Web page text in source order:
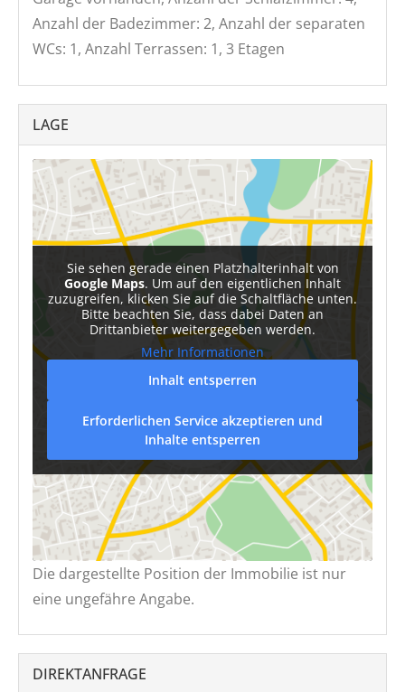
Anzahl der Badezimmer: 2, Anzahl der separaten
WCs: 1, Anzahl Terrassen: 1, 3 Etagen
LAGE
Sie sehen gerade einen Platzhalterinhalt von
Google Maps. Um auf den eigentlichen Inhalt
zuzugreifen, klicken Sie auf die Schaltfläche unten.
Bitte beachten Sie, dass dabei Daten an
Drittanbieter weitergegeben werden.
Mehr Informationen
Inhalt entsperren
Erforderlichen Service akzeptieren und
Inhalte entsperren
Die dargestellte Position der Immobilie ist nur
eine ungefähre Angabe.
DIREKTANFRAGE